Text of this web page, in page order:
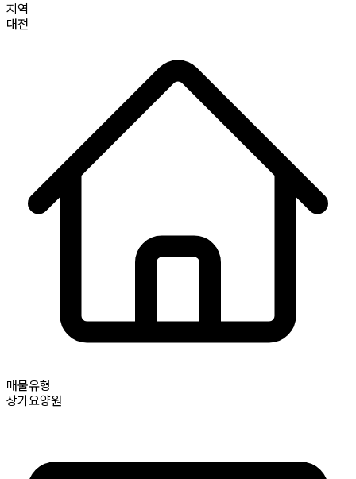
지역
대전
매물유형
상가요양원